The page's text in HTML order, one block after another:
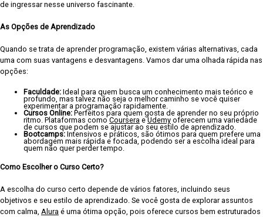
de ingressar nesse universo fascinante.
As Opções de Aprendizado
Quando se trata de aprender programação, existem várias alternativas, cada
uma com suas vantagens e desvantagens. Vamos dar uma olhada rápida nas
opções:
Faculdade: Ideal para quem busca um conhecimento mais teórico e
profundo, mas talvez não seja o melhor caminho se você quiser
experimentar a programação rapidamente.
Cursos Online: Perfeitos para quem gosta de aprender no seu próprio
ritmo. Plataformas como Coursera eUdemy oferecem uma variedade
de cursos que podem se ajustar ao seu estilo de aprendizado.
Bootcamps: Intensivos e práticos, são ótimos para quem prefere uma
abordagem mais rápida e focada, podendo ser a escolha ideal para
quem não quer perder tempo.
Como Escolher o Curso Certo?
A escolha do curso certo depende de vários fatores, incluindo seus
objetivos e seu estilo de aprendizado. Se você gosta de explorar assuntos
com calma, Alura é uma ótima opção, pois oferece cursos bem estruturados